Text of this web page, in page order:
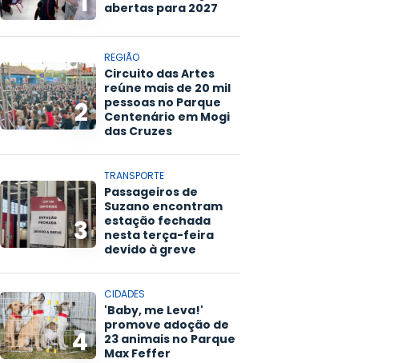
abertas para 2027
2
REGIÃO
Circuito das Artes
reúne mais de 20 mil
pessoas no Parque
Centenário em Mogi
das Cruzes
3
TRANSPORTE
Passageiros de
Suzano encontram
estação fechada
nesta terça-feira
devido à greve
4
CIDADES
'Baby, me Leva!'
promove adoção de
23 animais no Parque
Max Feffer